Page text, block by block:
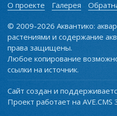
О проекте Галерея
© 2009-2026 Аквантико:
растениями и содержание
права защищены.
Любое копирование
ссылки на источник.
Сайт создан и
Проект работает на AVE.CMS